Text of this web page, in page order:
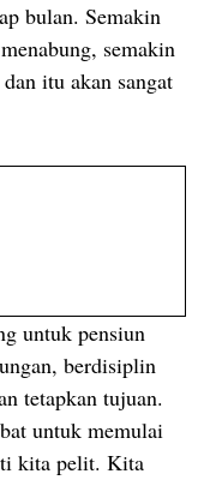
bulan. Semakin
semakin
itu akan sangat
untuk pensiun
berdisiplin
tetapkan tujuan.
untuk memulai
kita pelit. Kita